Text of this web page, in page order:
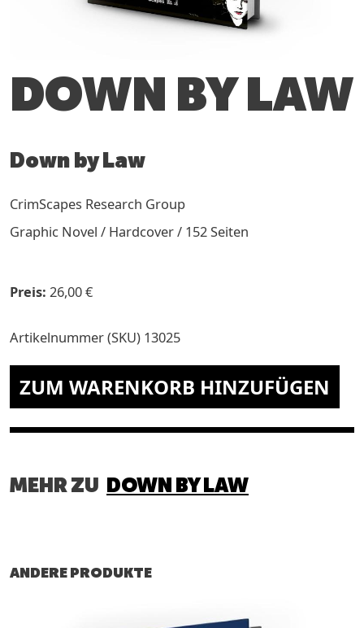
DOWN BY LAW
Down by Law
CrimScapes Research Group
Graphic Novel / Hardcover / 152 Seiten
26,00 €
Artikelnummer (SKU) 13025
ZUM WARENKORB HINZUFÜGEN
.
MEHR ZU DOWN BY LAW
ANDERE PRODUKTE